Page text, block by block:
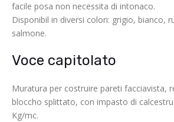
facile posa non necessita di intonaco.
Disponibil in diversi colori: grigio, bianco,
salmone.
Voce capitolato
Muratura per costruire pareti facciavista,
bloccho splittato, con impasto di
Kg/mc.